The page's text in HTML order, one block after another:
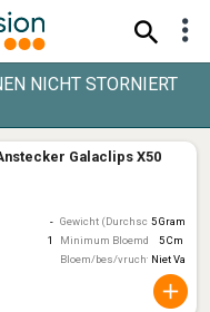
NICHT STORNIERT
Galaclips X50
- Gewicht (Durchschnitt)
5 Gram
1 Minimum Bloemdiameter
5 Cm
Bloem/bes/vruchtkleur
Niet Van